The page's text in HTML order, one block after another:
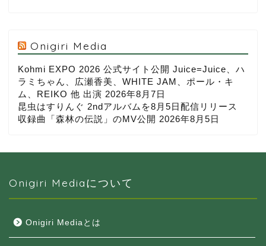
Onigiri Media
Kohmi EXPO 2026 公式サイト公開 Juice=Juice、ハ
ラミちゃん、広瀬香美、WHITE JAM、ポール・キ
ム、REIKO 他 出演 2026年8月7日
昆虫はすりんぐ 2ndアルバムを8月5日配信リリース
収録曲「森林の伝説」のMV公開 2026年8月5日
Onigiri Mediaについて
Onigiri Mediaとは